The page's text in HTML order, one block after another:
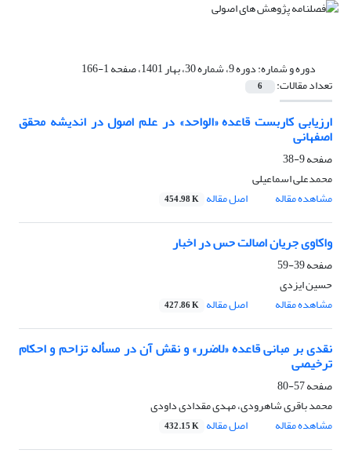
دوره و شماره:دوره 9، شماره 30، بهار 1401، صفحه 1-166
تعداد مقالات: 6
ارزیابی کاربست قاعده «الواحد» در علم اصول در اندیشه محقق
اصفهانی
صفحه9-38
محمدعلی اسماعیلی
مشاهده مقاله
اصل مقاله 454.98 K
واکاوی جریان اصالت حس در اخبار
صفحه39-59
حسین ایزدی
مشاهده مقاله
اصل مقاله 427.86 K
نقدی بر مبانی قاعده «لاضرر» و نقش آن در مسأله تزاحم و احکام
ترخیصی
صفحه57-80
محمد باقری شاهرودی، مهدی مقدادی داودی
مشاهده مقاله
اصل مقاله 432.15 K